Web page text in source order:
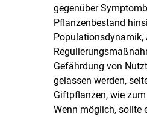
gegenüber
Pflanzenbestand
Populationsdynamik,
Gefährdung von
gelassen werden,
Giftpflanzen, wie
Wenn möglich, sollte